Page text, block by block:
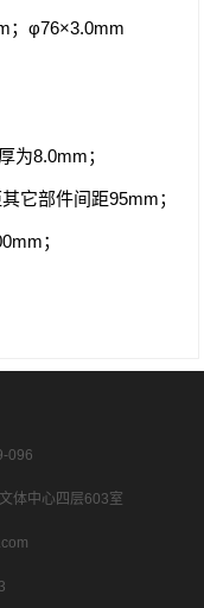
；φ76×3.0mm
为8.0mm；
它部件间距95mm；
；
096
体中心四层603室